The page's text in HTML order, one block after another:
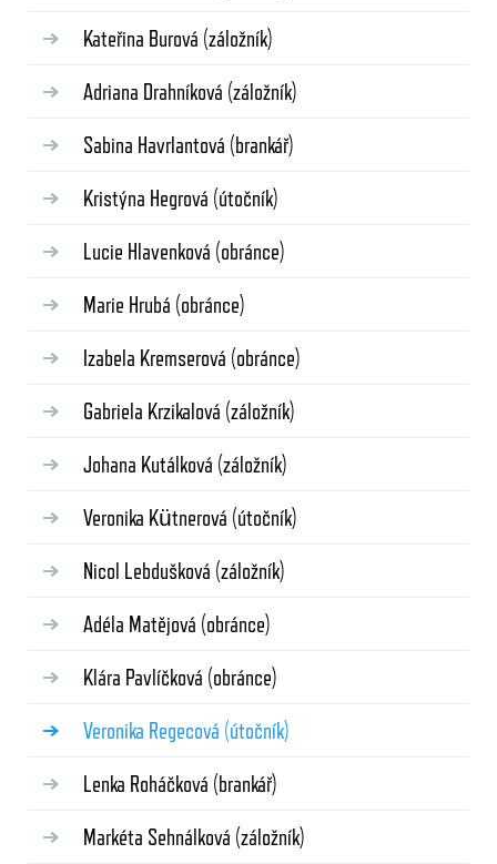
Kateřina Burová (záložník)
Adriana Drahníková (záložník)
Sabina Havrlantová (brankář)
Kristýna Hegrová (útočník)
Lucie Hlavenková (obránce)
Marie Hrubá (obránce)
Izabela Kremserová (obránce)
Gabriela Krzikalová (záložník)
Johana Kutálková (záložník)
Veronika Kütnerová (útočník)
Nicol Lebdušková (záložník)
Adéla Matějová (obránce)
Klára Pavlíčková (obránce)
Veronika Regecová (útočník)
Lenka Roháčková (brankář)
Markéta Sehnálková (záložník)